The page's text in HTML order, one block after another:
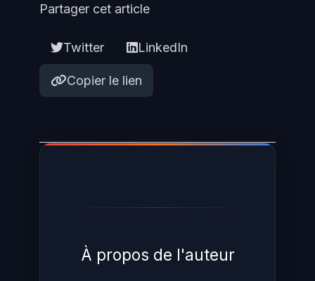
Partager cet article
Twitter LinkedIn
Copier le lien
À propos de l'auteur